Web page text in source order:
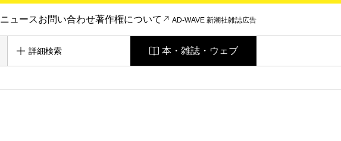
ニュースお問い合わせ著作権について AD-WAVE 新潮社雑誌広告
詳細検索 本・雑誌・ウェブ